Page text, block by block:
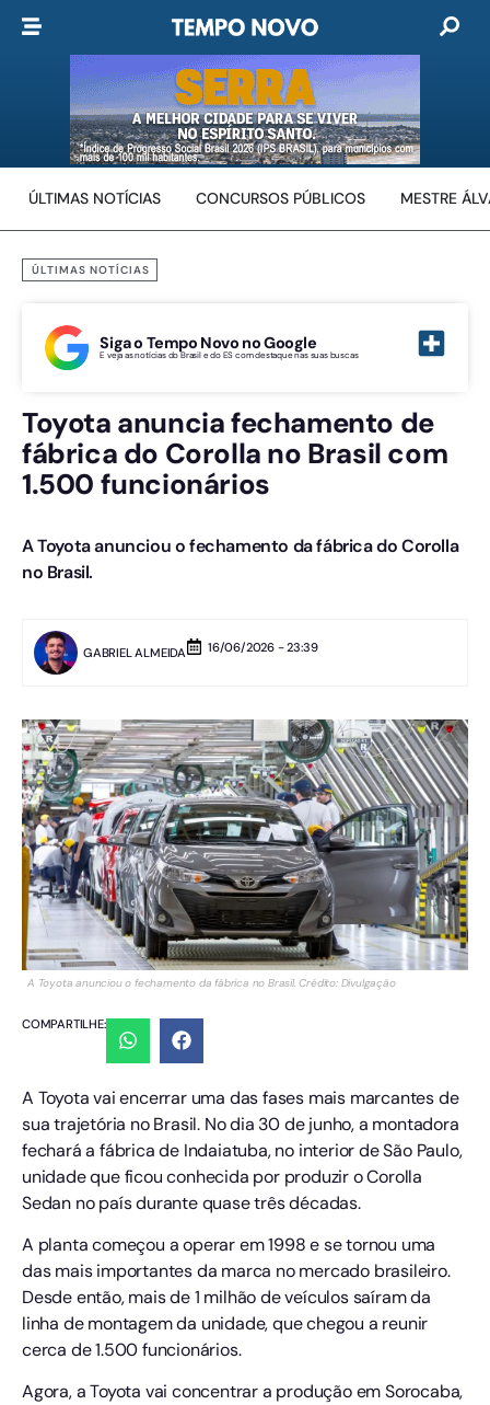
ÚLTIMAS NOTÍCIAS CONCURSOS PÚBLICOS MESTRE
ÚLTIMAS NOTÍCIAS
Siga o Tempo Novo no Google
E veja as notícias do Brasil e do ES com destaque nas suas buscas
Toyota anuncia fechamento de
fábrica do Corolla no Brasil com
1.500 funcionários
A Toyota anunciou o fechamento da fábrica do Corolla
no Brasil.
GABRIEL ALMEIDA 16/06/2026 - 23:39
A Toyota anunciou o fechamento da fábrica no Brasil. Crédito: Divulgação
COMPARTILHE:
A Toyota vai encerrar uma das fases mais marcantes de
sua trajetória no Brasil. No dia 30 de junho, a montadora
fechará a fábrica de Indaiatuba, no interior de São Paulo,
unidade que ficou conhecida por produzir o Corolla
Sedan no país durante quase três décadas.
A planta começou a operar em 1998 e se tornou uma
das mais importantes da marca no mercado brasileiro.
Desde então, mais de 1 milhão de veículos saíram da
linha de montagem da unidade, que chegou a reunir
cerca de 1.500 funcionários.
Agora, a Toyota vai concentrar a produção em Sorocaba,